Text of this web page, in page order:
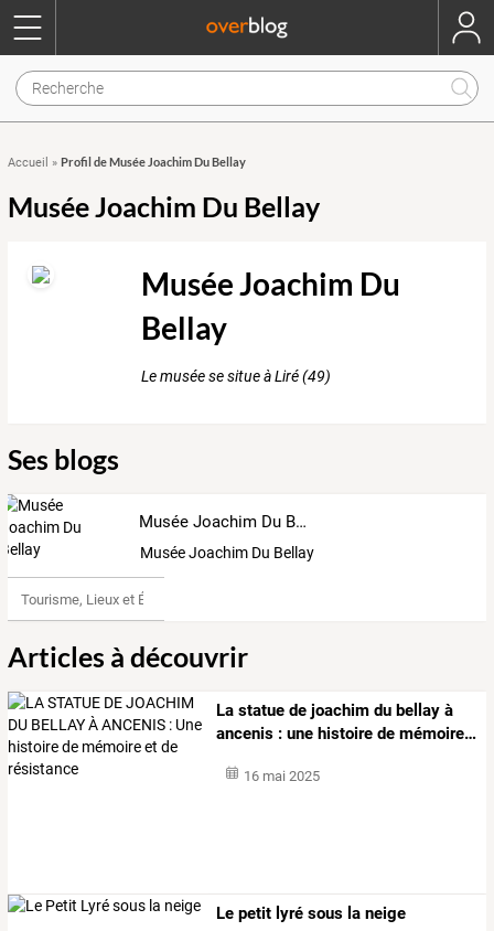
Accueil » Profil de Musée Joachim Du Bellay
Musée Joachim Du Bellay
Musée Joachim Du
Bellay
Le musée se situe à Liré (49)
Ses blogs
Musée Joachim Du Bellay
Musée Joachim Du Bellay
Tourisme, Lieux et Événements
Articles à découvrir
La statue de joachim du bellay à
ancenis : une histoire de mémoire…
16 mai 2025
Le petit lyré sous la neige